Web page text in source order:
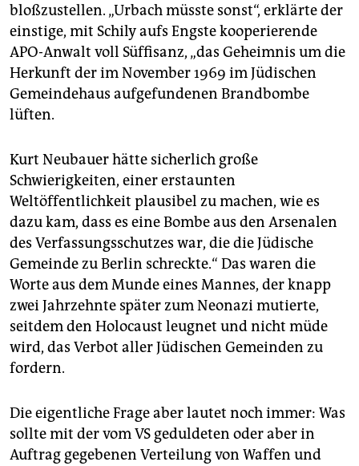
bloßzustellen. „Urbach müsste sonst“, erklärte der
einstige, mit Schily aufs Engste kooperierende
APO-Anwalt voll Süffisanz, „das Geheimnis um die
Herkunft der im November 1969 im Jüdischen
Gemeindehaus aufgefundenen Brandbombe
lüften.
Kurt Neubauer hätte sicherlich große
Schwierigkeiten, einer erstaunten
Weltöffentlichkeit plausibel zu machen, wie es
dazu kam, dass es eine Bombe aus den Arsenalen
des Verfassungsschutzes war, die die Jüdische
Gemeinde zu Berlin schreckte.“ Das waren die
Worte aus dem Munde eines Mannes, der knapp
zwei Jahrzehnte später zum Neonazi mutierte,
seitdem den Holocaust leugnet und nicht müde
wird, das Verbot aller Jüdischen Gemeinden zu
fordern.
Die eigentliche Frage aber lautet noch immer: Was
sollte mit der vom VS geduldeten oder aber in
Auftrag gegebenen Verteilung von Waffen und